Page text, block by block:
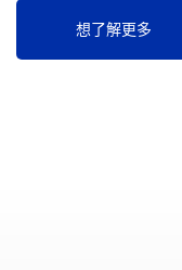
想了解更多